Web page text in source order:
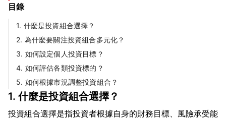
目錄
1. 什麼是投資組合選擇？
2. 為什麼要關注投資組合多元化？
3. 如何設定個人投資目標？
4. 如何評估各類投資標的？
5. 如何根據市況調整投資組合？
1. 什麼是投資組合選擇？
投資組合選擇是指投資者根據自身的財務目標、風險承受能